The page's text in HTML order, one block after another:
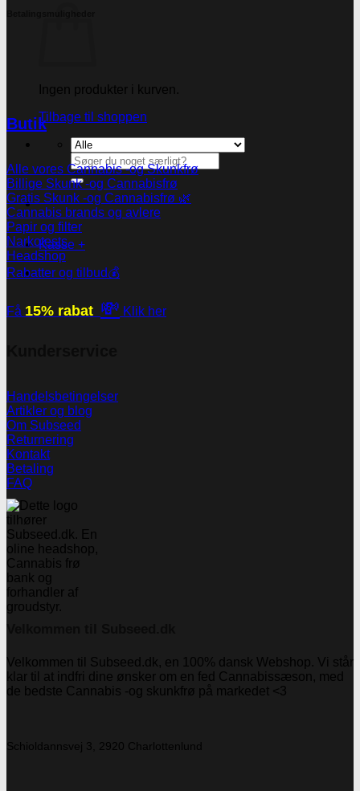
Ingen produkter i kurven.
Tilbage til shoppen
Søg
efter:
Kasse +
Butik
Alle vores Cannabis -og Skunkfrø
Billige Skunk -og Cannabisfrø
Gratis Skunk -og Cannabisfrø 🌿
Cannabis brands og avlere
Papir og filter
Narkotests
Headshop
Rabatter og tilbud💰
Få 15% rabat 💸 Klik her
Handelsbetingelser
Artikler og blog
Om Subseed
Returnering
Kontakt
Betaling
FAQ
Velkommen til Subseed.dk, en 100% dansk Webshop. Vi står
klar til at indfri dine ønsker om en fed Cannabissæson, med
de bedste Cannabis -og skunkfrø på markedet <3
Schioldannsvej 3, 2920 Charlottenlund